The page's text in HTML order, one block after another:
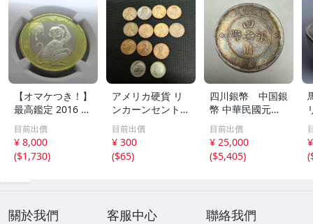
【オマケつき！】
最高鑑定 2016 中
国 10元 申年 猿
バイメタル NGC
MS69PL プルーフ
ライク 初期発行
目前出價
¥ 8,000
($1,730)
アメリカ硬貨 リ
ンカーンセント
他13枚セット 外
国コイン 古銭 コ
レクション
目前出價
¥ 300
($65)
四川銀幣 中国銀
幣 中華民國元年
軍政府造 壹圓 古
銭 銀貨 アンティ
ーク
目前出價
¥ 25,000
($5,405)
(
關於我們 客服中心 聯絡我們